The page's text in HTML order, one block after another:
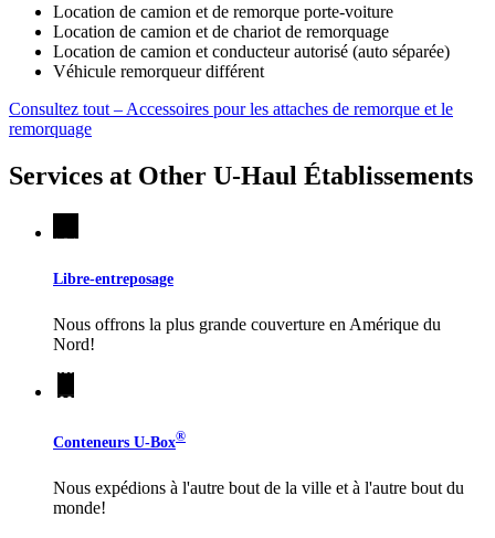
Location de camion et de remorque porte-voiture
Location de camion et de chariot de remorquage
Location de camion et conducteur autorisé (auto séparée)
Véhicule remorqueur différent
Consultez tout – Accessoires pour les attaches de remorque et le
remorquage
Services at Other U-Haul Établissements
Libre-entreposage
Nous offrons la plus grande couverture en Amérique du
Nord!
Conteneurs U-Box®
Nous expédions à l'autre bout de la ville et à l'autre bout du
monde!